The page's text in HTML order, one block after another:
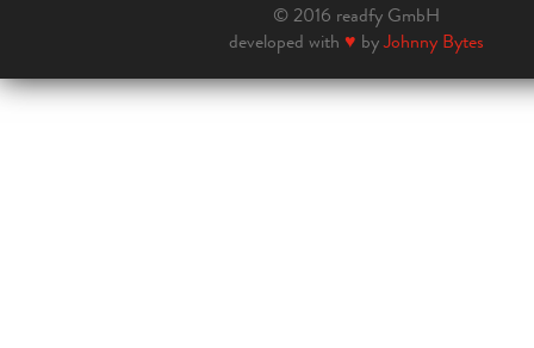
© 2016 readfy GmbH
developed with ♥ byJohnny Bytes